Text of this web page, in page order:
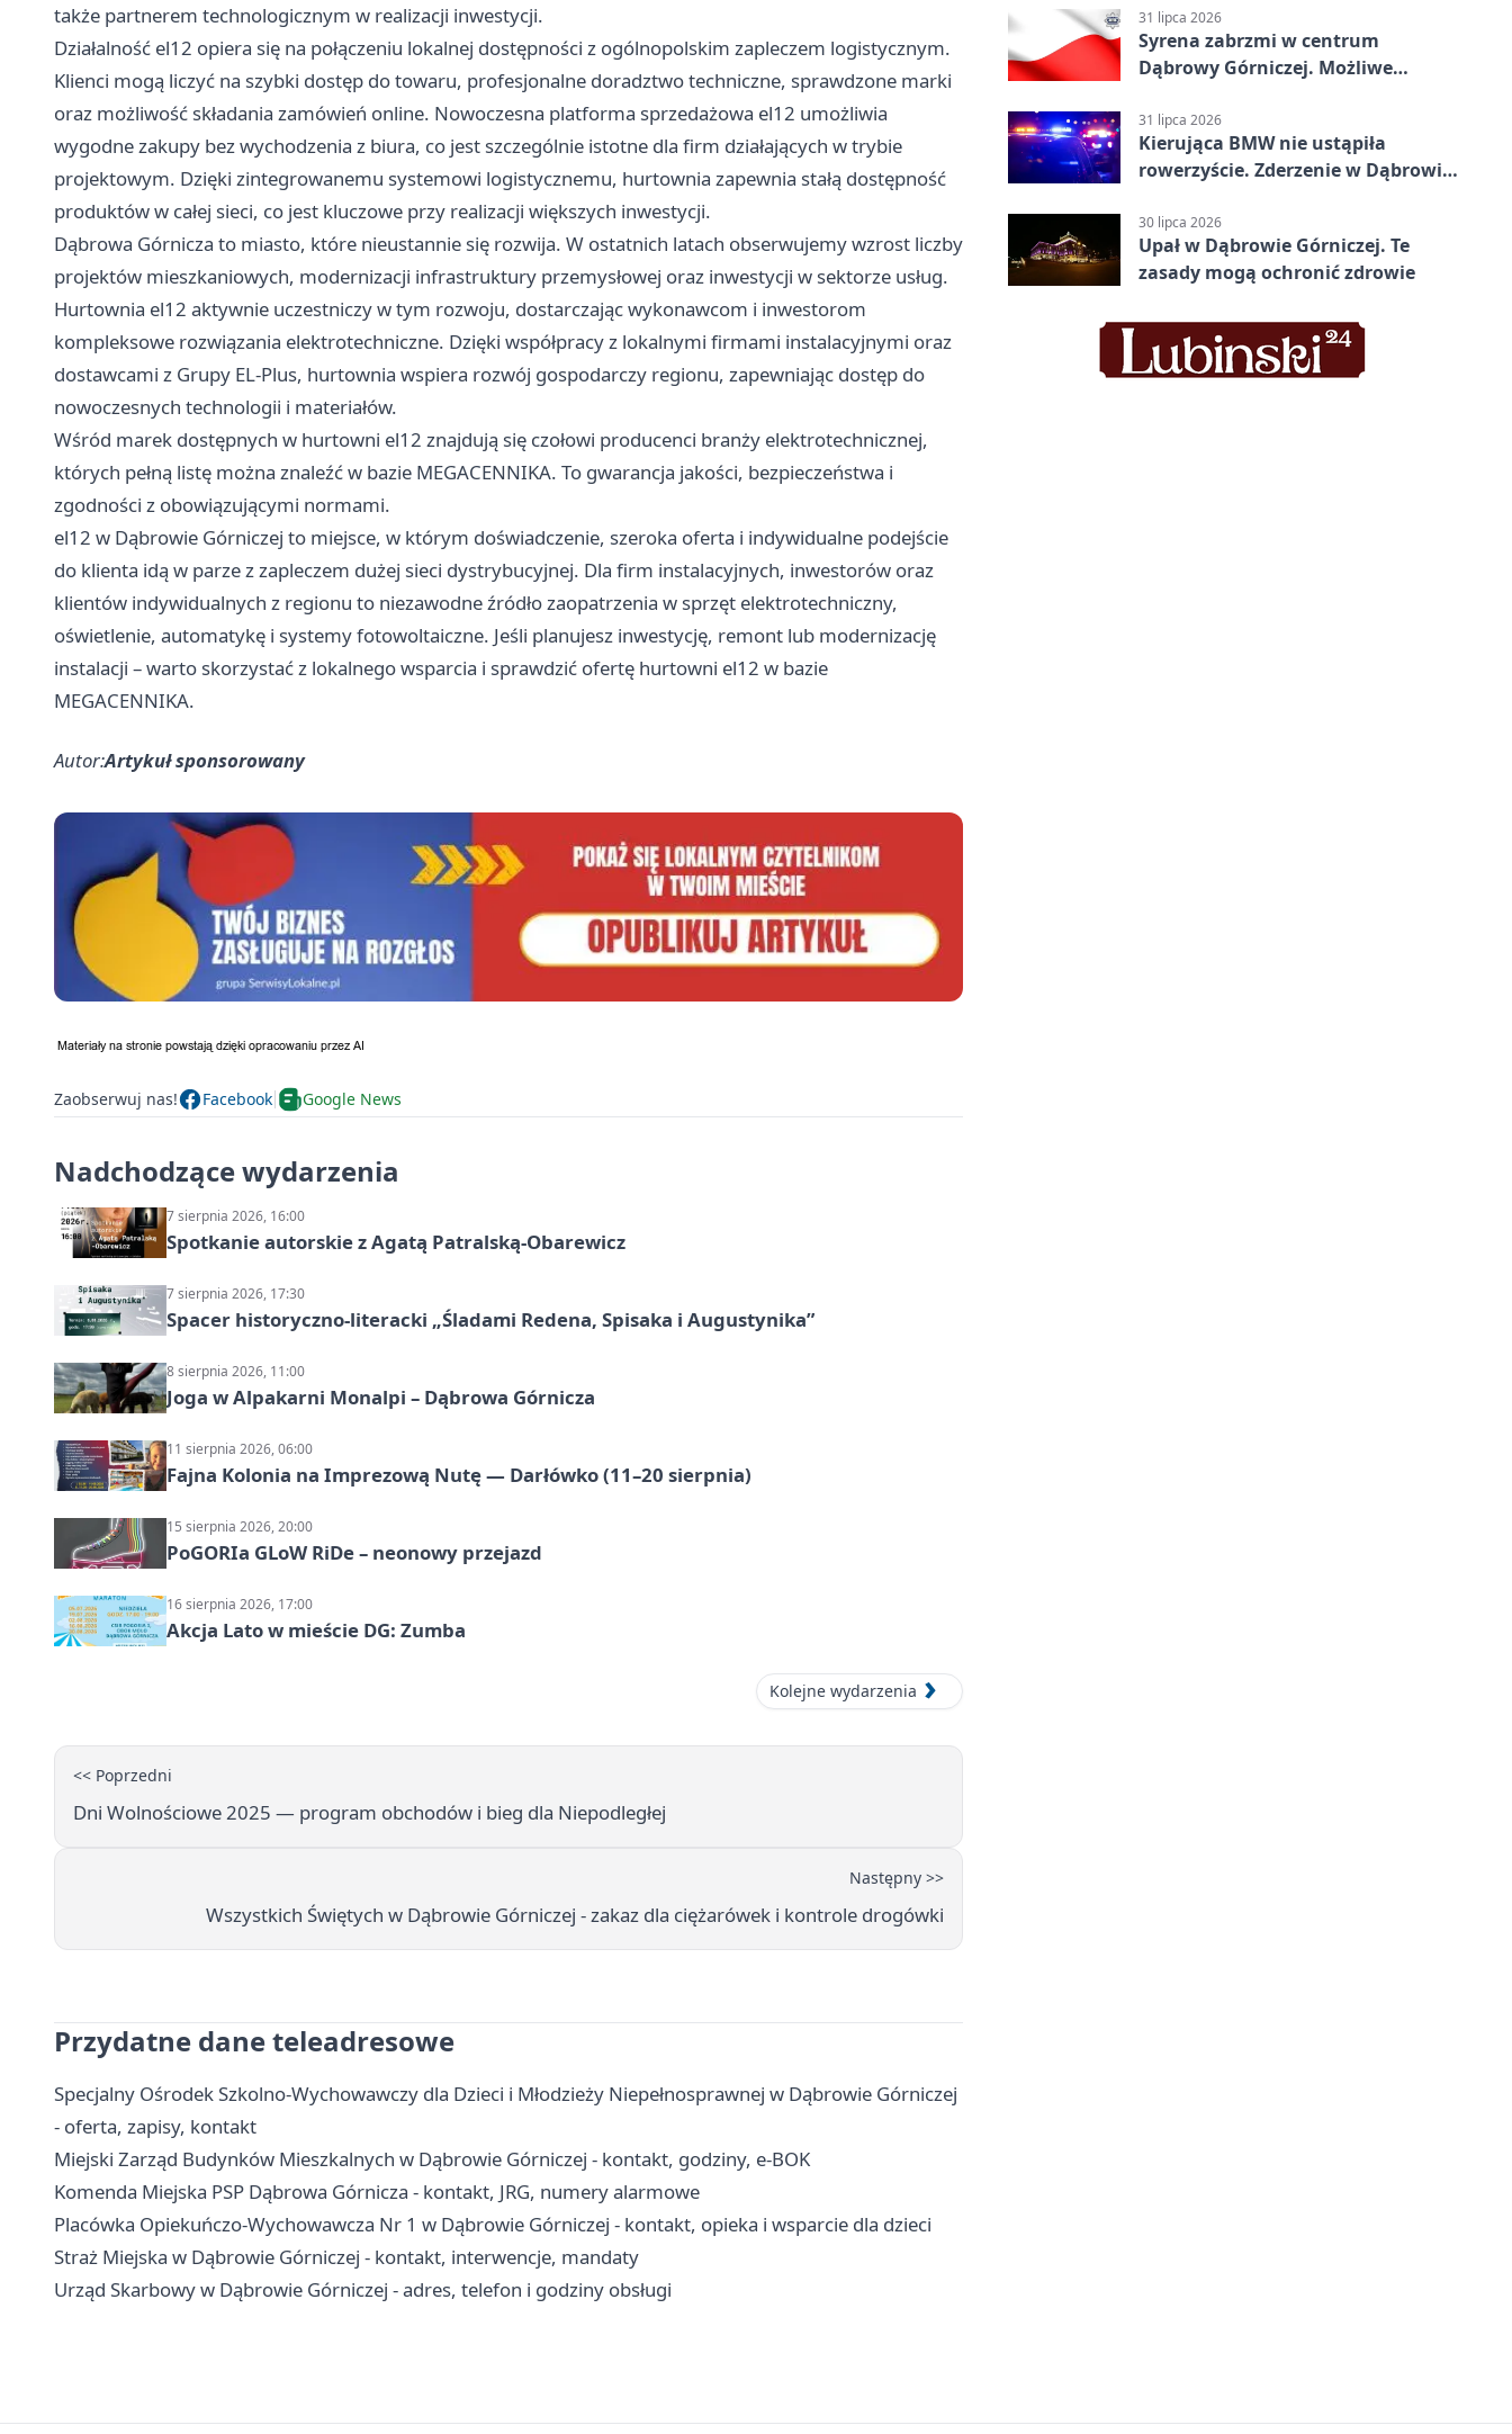
także partnerem technologicznym w realizacji inwestycji.
Działalność el12 opiera się na połączeniu lokalnej dostępności z ogólnopolskim zapleczem logistycznym.
Klienci mogą liczyć na szybki dostęp do towaru, profesjonalne doradztwo techniczne, sprawdzone marki
oraz możliwość składania zamówień online. Nowoczesna platforma sprzedażowa el12 umożliwia
wygodne zakupy bez wychodzenia z biura, co jest szczególnie istotne dla firm działających w trybie
projektowym. Dzięki zintegrowanemu systemowi logistycznemu, hurtownia zapewnia stałą dostępność
produktów w całej sieci, co jest kluczowe przy realizacji większych inwestycji.
Dąbrowa Górnicza to miasto, które nieustannie się rozwija. W ostatnich latach obserwujemy wzrost liczby
projektów mieszkaniowych, modernizacji infrastruktury przemysłowej oraz inwestycji w sektorze usług.
Hurtownia el12 aktywnie uczestniczy w tym rozwoju, dostarczając wykonawcom i inwestorom
kompleksowe rozwiązania elektrotechniczne. Dzięki współpracy z lokalnymi firmami instalacyjnymi oraz
dostawcami z Grupy EL-Plus, hurtownia wspiera rozwój gospodarczy regionu, zapewniając dostęp do
nowoczesnych technologii i materiałów.
Wśród marek dostępnych w hurtowni el12 znajdują się czołowi producenci branży elektrotechnicznej,
których pełną listę można znaleźć w bazie MEGACENNIKA. To gwarancja jakości, bezpieczeństwa i
zgodności z obowiązującymi normami.
el12 w Dąbrowie Górniczej to miejsce, w którym doświadczenie, szeroka oferta i indywidualne podejście
do klienta idą w parze z zapleczem dużej sieci dystrybucyjnej. Dla firm instalacyjnych, inwestorów oraz
klientów indywidualnych z regionu to niezawodne źródło zaopatrzenia w sprzęt elektrotechniczny,
oświetlenie, automatykę i systemy fotowoltaiczne. Jeśli planujesz inwestycję, remont lub modernizację
instalacji – warto skorzystać z lokalnego wsparcia i sprawdzić ofertę hurtowni el12 w bazie
MEGACENNIKA.
Autor:Artykuł sponsorowany
Zaobserwuj nas! Facebook Google News
Nadchodzące wydarzenia
7 sierpnia 2026, 16:00
Spotkanie autorskie z Agatą Patralską-Obarewicz
7 sierpnia 2026, 17:30
Spacer historyczno-literacki „Śladami Redena, Spisaka i Augustynika”
8 sierpnia 2026, 11:00
Joga w Alpakarni Monalpi – Dąbrowa Górnicza
11 sierpnia 2026, 06:00
Fajna Kolonia na Imprezową Nutę — Darłówko (11–20 sierpnia)
15 sierpnia 2026, 20:00
PoGORIa GLoW RiDe – neonowy przejazd
16 sierpnia 2026, 17:00
Akcja Lato w mieście DG: Zumba
Kolejne wydarzenia
<< Poprzedni
Dni Wolnościowe 2025 — program obchodów i bieg dla Niepodległej
Następny >>
Wszystkich Świętych w Dąbrowie Górniczej - zakaz dla ciężarówek i kontrole drogówki
Przydatne dane teleadresowe
Specjalny Ośrodek Szkolno-Wychowawczy dla Dzieci i Młodzieży Niepełnosprawnej w Dąbrowie Górniczej
- oferta, zapisy, kontakt
Miejski Zarząd Budynków Mieszkalnych w Dąbrowie Górniczej - kontakt, godziny, e-BOK
Komenda Miejska PSP Dąbrowa Górnicza - kontakt, JRG, numery alarmowe
Placówka Opiekuńczo-Wychowawcza Nr 1 w Dąbrowie Górniczej - kontakt, opieka i wsparcie dla dzieci
Straż Miejska w Dąbrowie Górniczej - kontakt, interwencje, mandaty
Urząd Skarbowy w Dąbrowie Górniczej - adres, telefon i godziny obsługi
31 lipca 2026
Syrena zabrzmi w centrum
Dąbrowy Górniczej. Możliwe
31 lipca 2026
Kierująca BMW nie ustąpiła
rowerzyście. Zderzenie w Dąbrowie
30 lipca 2026
Upał w Dąbrowie Górniczej. Te
zasady mogą ochronić zdrowie